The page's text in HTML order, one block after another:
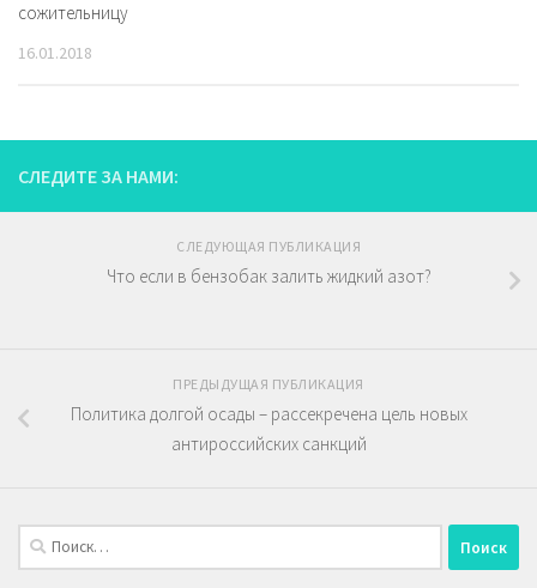
сожительницу
16.01.2018
СЛЕДИТЕ ЗА НАМИ:
СЛЕДУЮЩАЯ ПУБЛИКАЦИЯ
Что если в бензобак залить жидкий азот?
ПРЕДЫДУЩАЯ ПУБЛИКАЦИЯ
Политика долгой осады – рассекречена цель новых
антироссийских санкций
Найти: